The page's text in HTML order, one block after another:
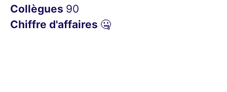
Collègues 90
Chiffre d'affaires 🤐